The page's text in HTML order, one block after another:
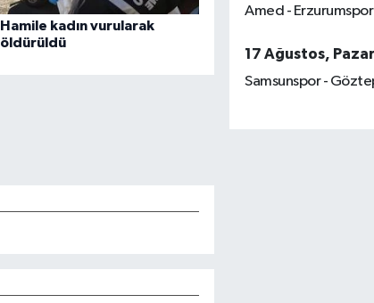
Hamile kadın vurularak
öldürüldü
Amed - Erzurumspor
17 Ağustos,
Samsunspor -